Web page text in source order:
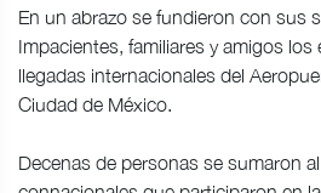
En un abrazo se fundieron con sus
Impacientes, familiares y amigos los
llegadas internacionales del
Ciudad de México.
Decenas de personas se sumaron